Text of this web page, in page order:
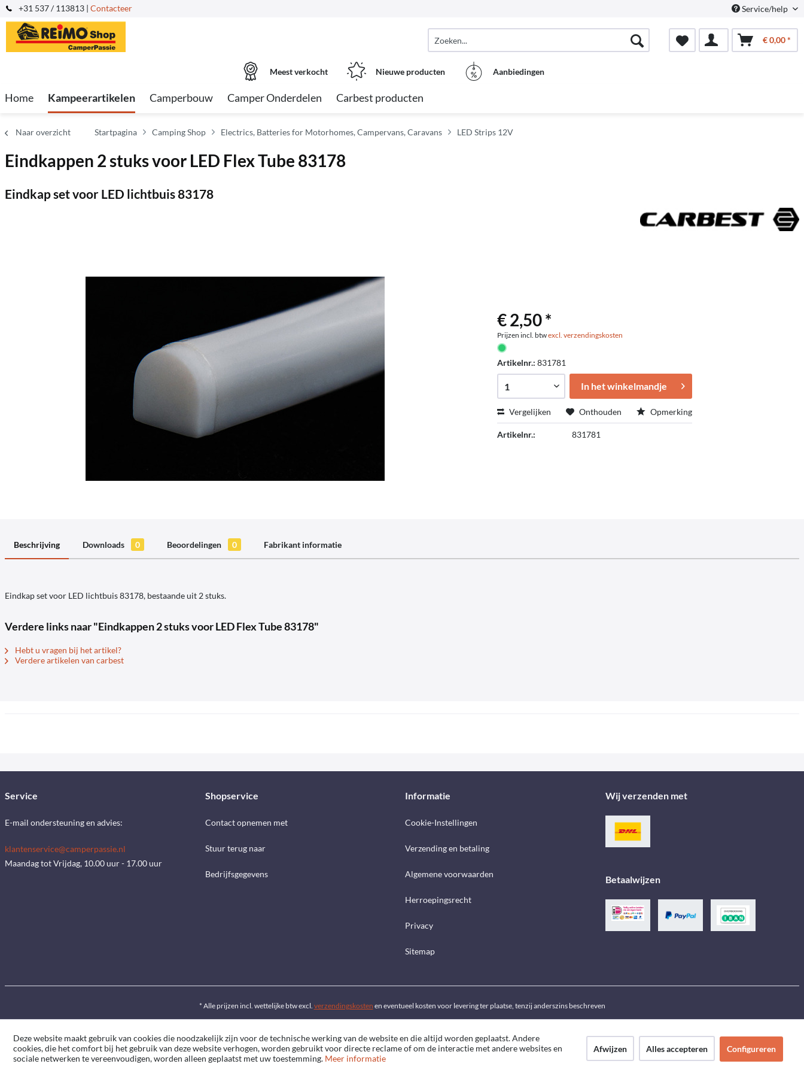
+31 537 / 113813 | Contacteer Service/help
€ 0,00 *
Meest verkocht Nieuwe producten Aanbiedingen
Home Kampeerartikelen Camperbouw Camper Onderdelen Carbest producten
Naar overzicht Startpagina Camping Shop Electrics, Batteries for Motorhomes, Campervans, Caravans LED Strips 12V
Eindkappen 2 stuks voor LED Flex Tube 83178
Eindkap set voor LED lichtbuis 83178
€ 2,50 *
Prijzen incl. btwexcl. verzendingskosten
Artikelnr.:831781
In het winkelmandje
Vergelijken Onthouden Opmerking
Artikelnr.: 831781
Beschrijving Downloads 0 Beoordelingen 0 Fabrikant informatie
Eindkap set voor LED lichtbuis 83178, bestaande uit 2 stuks.
Verdere links naar "Eindkappen 2 stuks voor LED Flex Tube 83178"
Hebt u vragen bij het artikel?
Verdere artikelen van carbest
Service
E-mail ondersteuning en advies:
klantenservice@camperpassie.nl
Maandag tot Vrijdag, 10.00 uur - 17.00 uur
Shopservice
Contact opnemen met
Stuur terug naar
Bedrijfsgegevens
Informatie
Cookie-Instellingen
Verzending en betaling
Algemene voorwaarden
Herroepingsrecht
Privacy
Sitemap
Wij verzenden met
Betaalwijzen
* Alle prijzen incl. wettelijke btw excl. verzendingskosten en eventueel kosten voor levering ter plaatse, tenzij anderszins beschreven
Deze website maakt gebruik van cookies die noodzakelijk zijn voor de technische werking van de website en die altijd worden geplaatst. Andere
cookies, die het comfort bij het gebruik van deze website verhogen, worden gebruikt voor directe reclame of om de interactie met andere websites en
sociale netwerken te vereenvoudigen, worden alleen geplaatst met uw toestemming. Meer informatie
Afwijzen Alles accepteren Configureren